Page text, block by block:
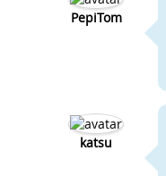
PepiTom
katsu